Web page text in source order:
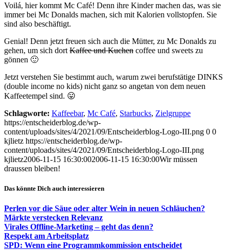
Voilá, hier kommt Mc Café! Denn ihre Kinder machen das, was sie
immer bei Mc Donalds machen, sich mit Kalorien vollstopfen. Sie
sind also beschäftigt.
Genial! Denn jetzt freuen sich auch die Mütter, zu Mc Donalds zu
gehen, um sich dort Kaffee und Kuchen coffee und sweets zu
gönnen 🙂
Jetzt verstehen Sie bestimmt auch, warum zwei berufstätige DINKS
(double income no kids) nicht ganz so angetan von dem neuen
Kaffeetempel sind. 😛
Schlagworte: Kaffeebar, Mc Café, Starbucks, Zielgruppe
https://entscheiderblog.de/wp-
content/uploads/sites/4/2021/09/Entscheiderblog-Logo-III.png 0 0
kjlietz https://entscheiderblog.de/wp-
content/uploads/sites/4/2021/09/Entscheiderblog-Logo-III.png
kjlietz2006-11-15 16:30:002006-11-15 16:30:00Wir müssen
draussen bleiben!
Das könnte Dich auch interessieren
Perlen vor die Säue oder alter Wein in neuen Schläuchen?
Märkte verstecken Relevanz
Virales Offline-Marketing – geht das denn?
Respekt am Arbeitsplatz
SPD: Wenn eine Programmkommission entscheidet